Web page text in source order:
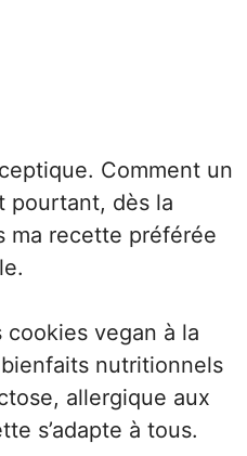
Comment un
pourtant, dès la
ma recette préférée
vegan à la
nutritionnels
allergique aux
s’adapte à tous.